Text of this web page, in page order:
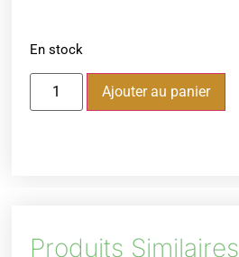
En stock
Ajouter au panier
Produits Similaires